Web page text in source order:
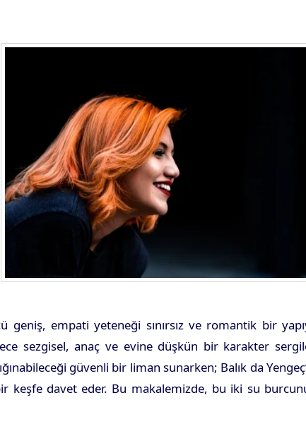
empati yeteneği sınırsız ve romantik bir
sezgisel, anaç ve evine düşkün bir karakter
güvenli bir liman sunarken; Balık da
keşfe davet eder. Bu makalemizde, bu iki su